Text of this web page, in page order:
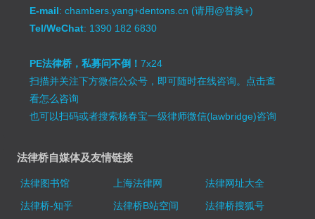
E-mail: chambers.yang+dentons.cn (请用@替换+)
Tel/WeChat: 1390 182 6830
PE法律桥，私募问不倒！7x24
扫描并关注下方微信公众号，即可随时在线咨询。 点击查
看怎么咨询
也可以扫码或者搜索杨春宝一级律师微信(lawbridge)咨询
法律桥自媒体及友情链接
法律图书馆 上海法律网
法律网址大全
法律桥-知乎
法律桥B站空间
法律桥搜狐号